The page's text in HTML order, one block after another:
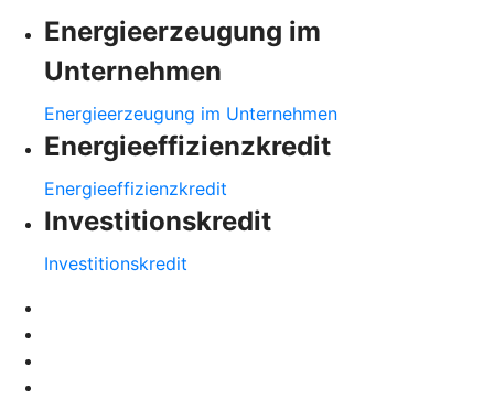
Energieerzeugung im
Unternehmen
Energieerzeugung im Unternehmen
Energieeffizienzkredit
Energieeffizienzkredit
Investitionskredit
Investitionskredit